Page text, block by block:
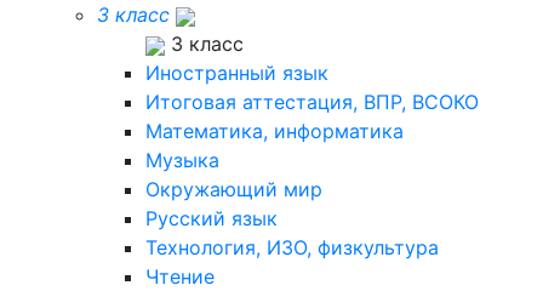
3 класс
3 класс
Иностранный язык
Итоговая аттестация, ВПР, ВСОКО
Математика, информатика
Музыка
Окружающий мир
Русский язык
Технология, ИЗО, физкультура
Чтение